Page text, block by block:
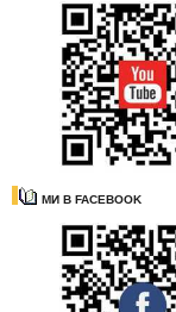
МИ В FACEBOOK